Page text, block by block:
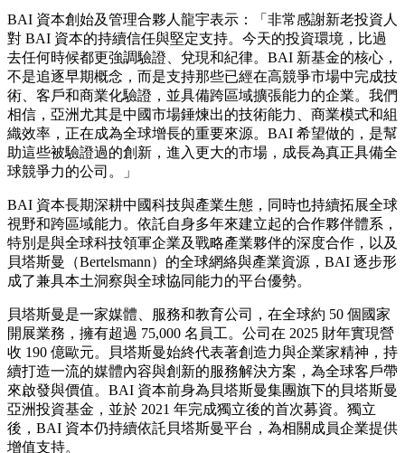
BAI 資本創始及管理合夥人龍宇表示：「非常感謝新老投資人
對 BAI 資本的持續信任與堅定支持。今天的投資環境，比過
去任何時候都更強調驗證、兌現和紀律。BAI 新基金的核心，
不是追逐早期概念，而是支持那些已經在高競爭市場中完成技
術、客戶和商業化驗證，並具備跨區域擴張能力的企業。我們
相信，亞洲尤其是中國市場錘煉出的技術能力、商業模式和組
織效率，正在成為全球增長的重要來源。BAI 希望做的，是幫
助這些被驗證過的創新，進入更大的市場，成長為真正具備全
球競爭力的公司。」
BAI 資本長期深耕中國科技與產業生態，同時也持續拓展全球
視野和跨區域能力。依託自身多年來建立起的合作夥伴體系，
特別是與全球科技領軍企業及戰略產業夥伴的深度合作，以及
貝塔斯曼（Bertelsmann）的全球網絡與產業資源，BAI 逐步形
成了兼具本土洞察與全球協同能力的平台優勢。
貝塔斯曼是一家媒體、服務和教育公司，在全球約 50 個國家
開展業務，擁有超過 75,000 名員工。公司在 2025 財年實現營
收 190 億歐元。貝塔斯曼始終代表著創造力與企業家精神，持
續打造一流的媒體內容與創新的服務解決方案，為全球客戶帶
來啟發與價值。BAI 資本前身為貝塔斯曼集團旗下的貝塔斯曼
亞洲投資基金，並於 2021 年完成獨立後的首次募資。獨立
後，BAI 資本仍持續依託貝塔斯曼平台，為相關成員企業提供
增值支持。